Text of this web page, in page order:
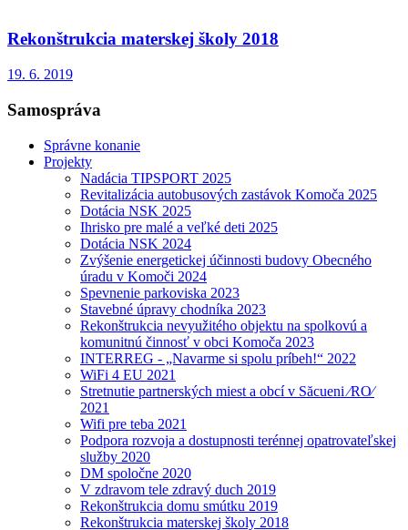
Rekonštrukcia materskej školy 2018
19. 6. 2019
Samospráva
Správne konanie
Projekty
Nadácia TIPSPORT 2025
Revitalizácia autobusových zastávok Komoča 2025
Dotácia NSK 2025
Ihrisko pre malé a veľké deti 2025
Dotácia NSK 2024
Zvýšenie energetickej účinnosti budovy Obecného
úradu v Komoči 2024
Spevnenie parkoviska 2023
Stavebné úpravy chodníka 2023
Rekonštrukcia nevyužitého objektu na spolkovú a
komunitnú činnosť v obci Komoča 2023
INTERREG - „Navarme si spolu príbeh!“ 2022
WiFi 4 EU 2021
Stretnutie partnerských miest a obcí v Săcueni ⁄RO⁄
2021
Wifi pre teba 2021
Podpora rozvoja a dostupnosti terénnej opatrovateľskej
služby 2020
DM spoločne 2020
V zdravom tele zdravý duch 2019
Rekonštrukcia domu smútku 2019
Rekonštrukcia materskej školy 2018